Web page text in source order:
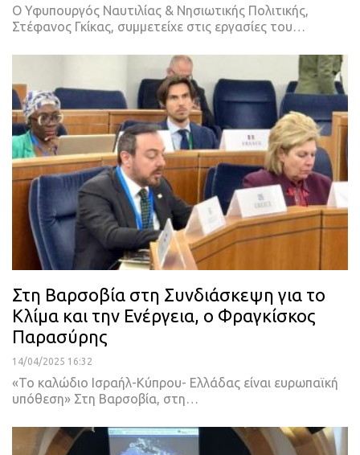
Ο Υφυπουργός Ναυτιλίας & Νησιωτικής Πολιτικής,
Στέφανος Γκίκας, συμμετείχε στις εργασίες του…
Στη Βαρσοβία στη Συνδιάσκεψη για το
Κλίμα και την Ενέργεια, ο Φραγκίσκος
Παρασύρης
14/04/2025 16:32
«Το καλώδιο Ισραήλ-Κύπρου- Ελλάδας είναι ευρωπαϊκή
υπόθεση» Στη Βαρσοβία, στη…